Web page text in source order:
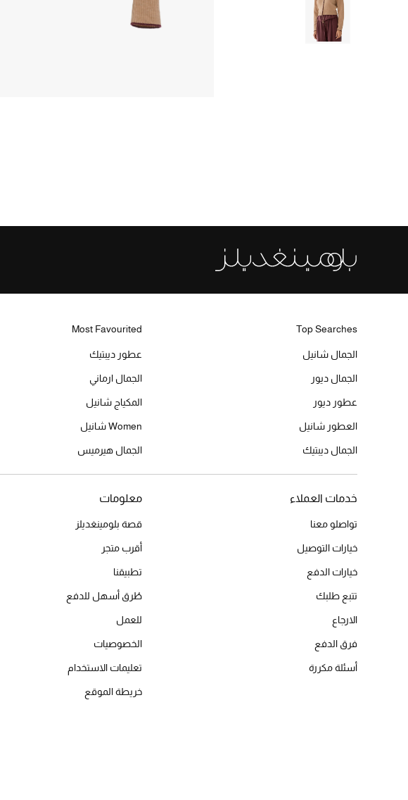
Top Searches
الجمال شانيل
الجمال ديور
عطور ديور
العطور شانيل
الجمال ديبتيك
Most Favourited
عطور ديبتيك
الجمال ارماني
المكياج شانيل
Women شانيل
الجمال هيرميس
خدمات العملاء
تواصلو معنا
خيارات التوصيل
خيارات الدفع
تتبع طلبك
الارجاع
فرق الدفع
أسئلة مكررة
معلومات
قصة بلومينغديلز
أقرب متجر
تطبيقنا
طُرق أسهل للدفع
للعمل
الخصوصيات
تعليمات الاستخدام
خريطة الموقع